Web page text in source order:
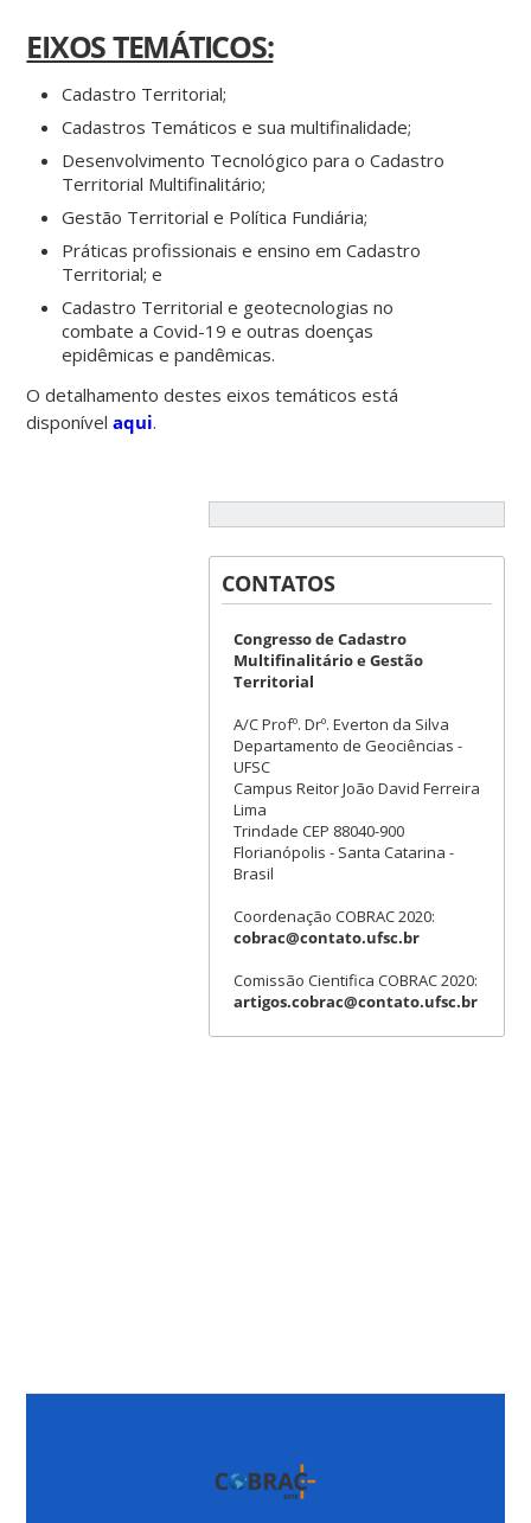
EIXOS TEMÁTICOS:
Cadastro Territorial;
Cadastros Temáticos e sua multifinalidade;
Desenvolvimento Tecnológico para o Cadastro
Territorial Multifinalitário;
Gestão Territorial e Política Fundiária;
Práticas profissionais e ensino em Cadastro
Territorial; e
Cadastro Territorial e geotecnologias no
combate a Covid-19 e outras doenças
epidêmicas e pandêmicas.
O detalhamento destes eixos temáticos está
disponívelaqui.
CONTATOS
Congresso de Cadastro
Multifinalitário e Gestão
Territorial
A/C Profº. Drº. Everton da Silva
Departamento de Geociências -
UFSC
Campus Reitor João David Ferreira
Lima
Trindade CEP 88040-900
Florianópolis - Santa Catarina -
Brasil
Coordenação COBRAC 2020:
cobrac@contato.ufsc.br
Comissão Cientifica COBRAC 2020:
artigos.cobrac@contato.ufsc.br